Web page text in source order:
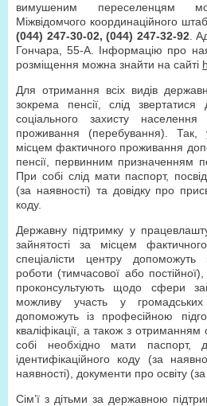
вимушеним переселенцям
Міжвідомчого координаційного
(044) 247-30-02, (044) 247-32-92.
Гончара, 55-А. Інформацію про
розміщення можна знайти на сайті
Для отримання всіх видів
зокрема пенсії, слід
соціального захисту
проживання (перебування).
місцем фактичного проживання
пенсії, первинним призначенням
При собі слід мати паспорт,
(за наявності) та довідку про
коду.
Державну підтримку у
зайнятості за місцем
спеціалісти центру
роботи (тимчасової або
проконсультують щодо сфери
можливу участь у громадських
допоможуть із професійною
кваліфікації, а також з отриманням
собі необхідно мати паспорт,
ідентифікаційного коду (за
наявності), документи про освіту (за
Сім’ї з дітьми за державною